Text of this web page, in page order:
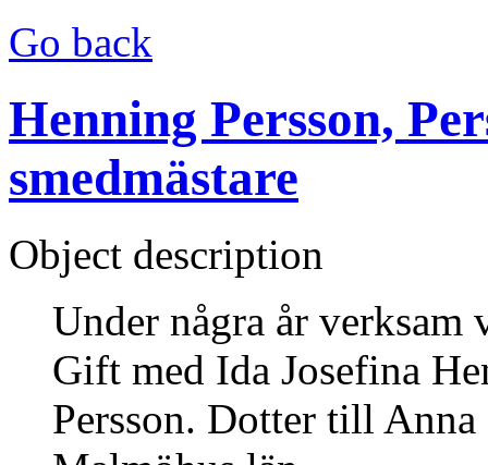
Go back
Henning Persson,
smedmästare
Object description
Under några år
Gift med Ida Josefina
Persson. Dotter till